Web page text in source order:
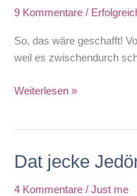
9 Kommentare /
So, das wäre geschafft!
weil es zwischendurch
21
gebloggt
Weiterlesen »
Dat jecke
4 Kommentare / Just me